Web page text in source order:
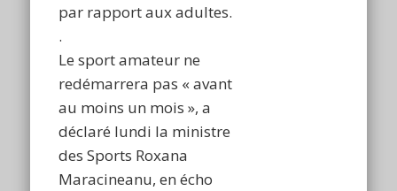
par rapport aux adultes.
.
Le sport amateur ne
redémarrera pas « avant
au moins un mois », a
déclaré lundi la ministre
des Sports Roxana
Maracineanu, en écho